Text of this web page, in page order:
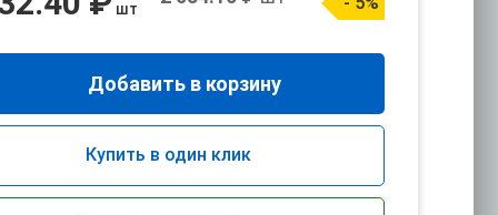
шт
Добавить в корзину
Купить в один клик